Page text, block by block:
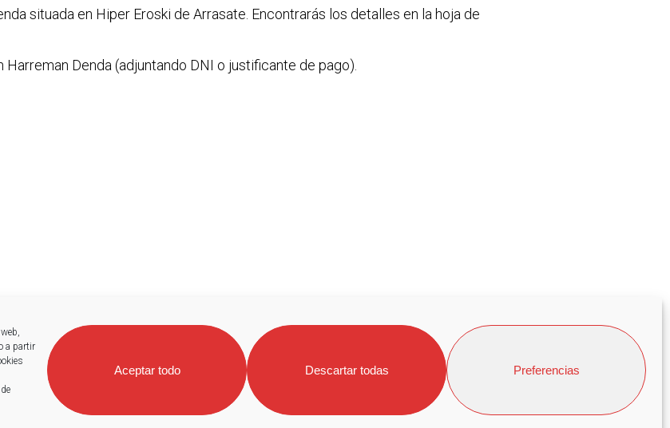
a partir
Aceptar todo Descartar todas Preferencias
situada en Hiper Eroski de Arrasate. Encontrarás los detalles en la hoja de
Denda (adjuntando DNI o justificante de pago).